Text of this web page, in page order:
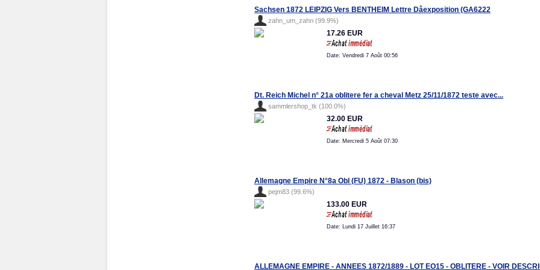
Sachsen 1872 LEIPZIG Vers BENTHEIM Lettre Dâexposition (GA6222
zahn_um_zahn (99.9%)
17.26 EUR
Date: Vendredi 7 Août 00:56
Dt. Reich Michel n° 21a oblitere fer a cheval Metz 25/11/1872 teste avec...
sammlershop_tk (100.0%)
32.00 EUR
Date: Mercredi 5 Août 07:30
Allemagne Empire N°8a Obl (FU) 1872 - Blason (bis)
pejm83 (99.6%)
133.00 EUR
Date: Lundi 17 Juillet 16:37
ALLEMAGNE EMPIRE - ANNEES 1872/1889 - LOT EO15 - OBLITERE - VOIR